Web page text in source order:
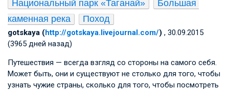
Национальный парк «Таганай»
Большая
каменная река
Поход
gotskaya (http://gotskaya.livejournal.com/) , 30.09.2015
(3965 дней назад)
Путешествия — всегда взгляд со стороны на самого себя.
Может быть, они и существуют не столько для того, чтобы
узнать чужие страны, сколько для того, чтобы посмотреть